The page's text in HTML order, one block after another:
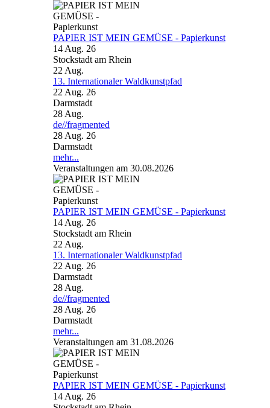
PAPIER IST MEIN GEMÜSE - Papierkunst
14 Aug. 26
Stockstadt am Rhein
22 Aug.
13. Internationaler Waldkunstpfad
22 Aug. 26
Darmstadt
28 Aug.
de//fragmented
28 Aug. 26
Darmstadt
mehr...
Veranstaltungen am 30.08.2026
PAPIER IST MEIN GEMÜSE - Papierkunst
14 Aug. 26
Stockstadt am Rhein
22 Aug.
13. Internationaler Waldkunstpfad
22 Aug. 26
Darmstadt
28 Aug.
de//fragmented
28 Aug. 26
Darmstadt
mehr...
Veranstaltungen am 31.08.2026
PAPIER IST MEIN GEMÜSE - Papierkunst
14 Aug. 26